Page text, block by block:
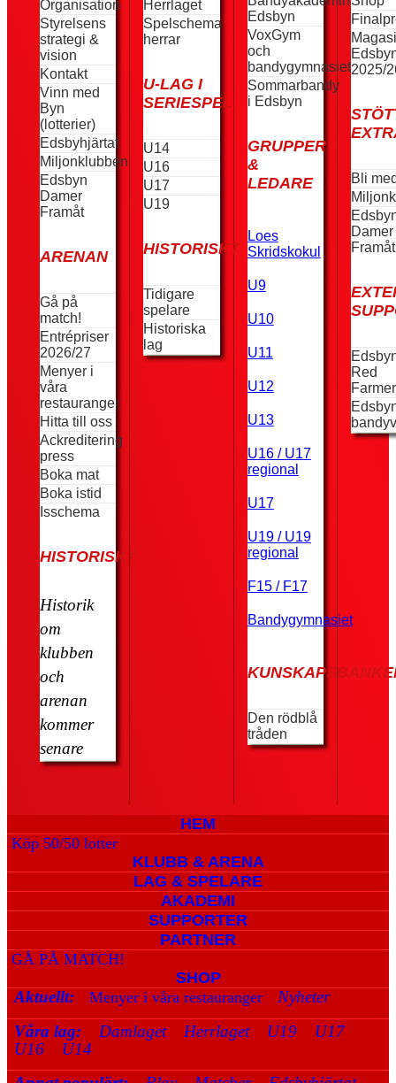
Organisation
Styrelsens
strategi &
vision
Kontakt
Vinn med
Byn
(lotterier)
Edsbyhjärtat
Miljonklubben
Edsbyn
Damer
Framåt
ARENAN
Gå på
match!
Entrépriser
2026/27
Menyer i
våra
restauranger
Hitta till oss
Ackreditering
press
Boka mat
Boka istid
Isschema
HISTORISKT
Historik
om
klubben
och
arenan
kommer
senare
Herrlaget
Spelschema
herrar
U-LAG I
SERIESPEL
U14
U16
U17
U19
HISTORISKT
Tidigare
spelare
Historiska
lag
Edsbyn
VoxGym
och
bandygymnasiet
Sommarbandy
i Edsbyn
GRUPPER
&
LEDARE
Loes
Skridskokul
U9
U10
U11
U12
U13
U16 / U17
regional
U17
U19 / U19
regional
F15 / F17
Bandygymnasiet
Den rödblå
tråden
2025/
Bli
Damer
Framåt
Red
HEM
Köp 50/50 lotter
KLUBB & ARENA
LAG & SPELARE
AKADEMI
SUPPORTER
PARTNER
GÅ PÅ MATCH!
SHOP
Aktuellt: Menyer i våra restauranger
Nyheter
Våra lag:
Damlaget Herrlaget U19
U17
U16
U14